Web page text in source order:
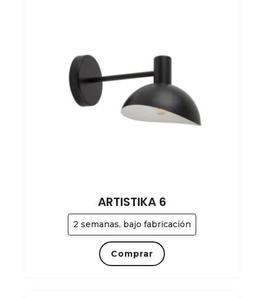
2 semanas, bajo fabricación
ARTISTIKA 6
Comprar